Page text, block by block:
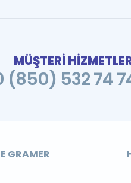
MÜŞTERİ
(850) 532 74
GRAMER